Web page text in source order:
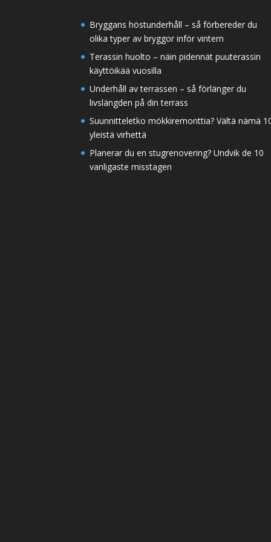
Bryggans höstunderhåll – så förbereder du
olika typer av bryggor inför vintern
Terassin huolto – näin pidennät puuterassin
käyttöikää vuosilla
Underhåll av terrassen – så förlänger du
livslängden på din terrass
Suunnitteletko mökkiremonttia? Vältä nämä
yleistä virhettä
Planerar du en stugrenovering? Undvik de 10
vanligaste misstagen